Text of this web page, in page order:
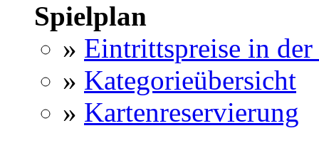
Spielplan
» Eintrittspreise in
» Kategorieübersicht
» Kartenreservierung